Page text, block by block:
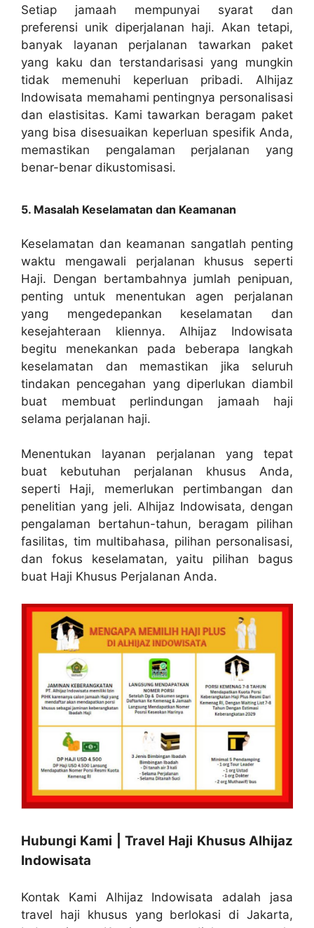
Setiap jamaah mempunyai syarat dan
preferensi unik diperjalanan haji. Akan tetapi,
banyak layanan perjalanan tawarkan paket
yang kaku dan terstandarisasi yang mungkin
tidak memenuhi keperluan pribadi. Alhijaz
Indowisata memahami pentingnya personalisasi
dan elastisitas. Kami tawarkan beragam paket
yang bisa disesuaikan keperluan spesifik Anda,
memastikan pengalaman perjalanan yang
benar-benar dikustomisasi.
5. Masalah Keselamatan dan Keamanan
Keselamatan dan keamanan sangatlah penting
waktu mengawali perjalanan khusus seperti
Haji. Dengan bertambahnya jumlah penipuan,
penting untuk menentukan agen perjalanan
yang mengedepankan keselamatan dan
kesejahteraan kliennya. Alhijaz Indowisata
begitu menekankan pada beberapa langkah
keselamatan dan memastikan jika seluruh
tindakan pencegahan yang diperlukan diambil
buat membuat perlindungan jamaah haji
selama perjalanan haji.
Menentukan layanan perjalanan yang tepat
buat kebutuhan perjalanan khusus Anda,
seperti Haji, memerlukan pertimbangan dan
penelitian yang jeli. Alhijaz Indowisata, dengan
pengalaman bertahun-tahun, beragam pilihan
fasilitas, tim multibahasa, pilihan personalisasi,
dan fokus keselamatan, yaitu pilihan bagus
buat Haji Khusus Perjalanan Anda.
Hubungi Kami | Travel Haji Khusus Alhijaz
Indowisata
Kontak Kami Alhijaz Indowisata adalah jasa
travel haji khusus yang berlokasi di Jakarta,